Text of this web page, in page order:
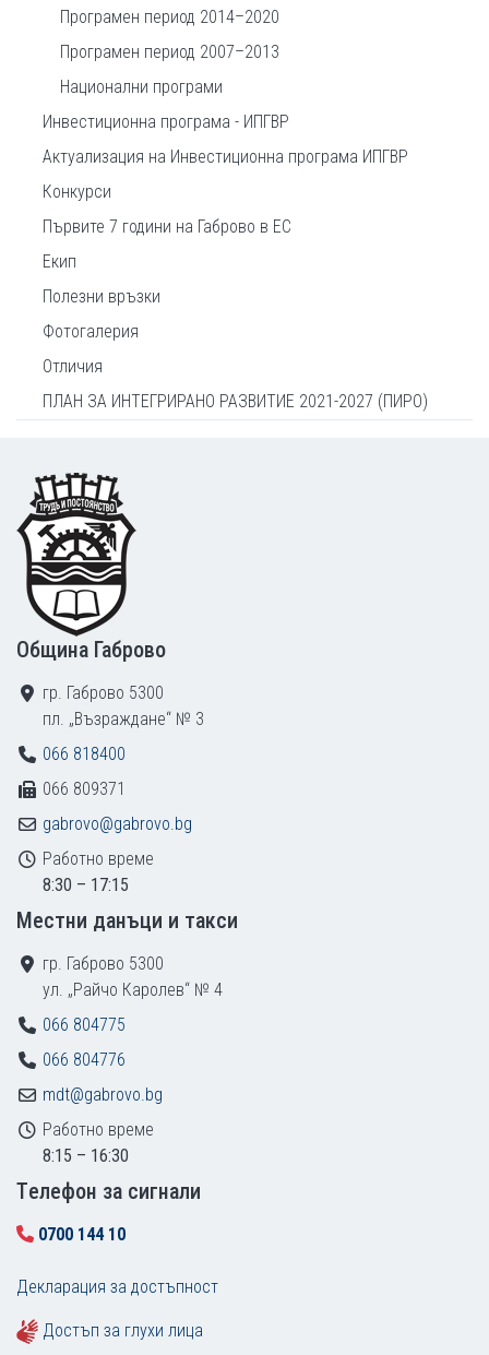
Програмен период 2014–2020
Програмен период 2007–2013
Национални програми
Инвестиционна програма - ИПГВР
Актуализация на Инвестиционна програма ИПГВР
Конкурси
Първите 7 години на Габрово в ЕС
Екип
Полезни връзки
Фотогалерия
Отличия
ПЛАН ЗА ИНТЕГРИРАНО РАЗВИТИЕ 2021-2027 (ПИРО)
Footer
Община Габрово
гр. Габрово 5300
пл. „Възраждане“ № 3
066 818400
066 809371
gabrovo@gabrovo.bg
Работно време
8:30 – 17:15
Местни данъци и такси
гр. Габрово 5300
ул. „Райчо Каролев“ № 4
066 804775
066 804776
mdt@gabrovo.bg
Работно време
8:15 – 16:30
Tелефон за сигнали
0700 144 10
Декларация за достъпност
Достъп за глухи лица